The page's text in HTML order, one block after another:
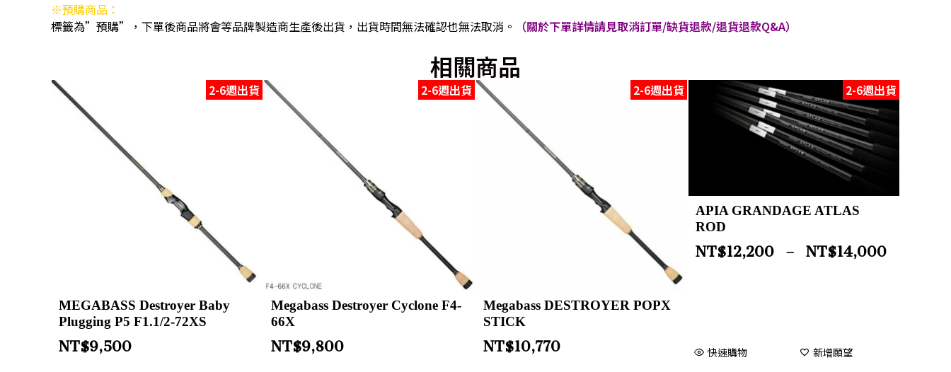
※預購商品：
標籤為”預購”，下單後商品將會等品牌製造商生產後出貨，出貨時間無法確認也無法取消。
（關於下單詳情請見取消訂單/缺貨退款/退貨退款Q&A）
相關商品
2-6週出貨
MEGABASS Destroyer Baby
Plugging P5 F1.1/2-72XS
NT$9,500
2-6週出貨
Megabass Destroyer Cyclone F4-
66X
NT$9,800
2-6週出貨
Megabass DESTROYER POPX
STICK
NT$10,770
2-6週出貨
APIA GRANDAGE ATLAS
ROD
NT$12,200 – NT$14,000
快速購物 新增願望